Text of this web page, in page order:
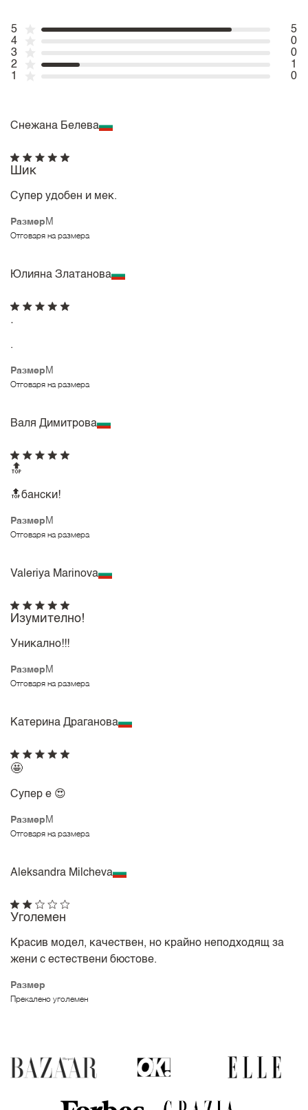
5
5
4
0
3
0
2
1
1
0
Снежана Белева
Размер M
Отговаря на размера
Шик
Супер удобен и мек.
Юлияна Златанова
Размер M
Отговаря на размера
.
.
Валя Димитрова
Размер M
Отговаря на размера
🔝
🔝бански!
Valeriya Marinova
Размер M
Отговаря на размера
Изумително!
Уникално!!!
Катерина Драганова
Размер M
Отговаря на размера
🤩
Супер е 😍
Aleksandra Milcheva
Размер
Прекалено уголемен
Уголемен
Красив модел, качествен, но крайно неподходящ за
жени с естествени бюстове.